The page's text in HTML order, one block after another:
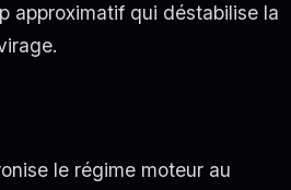
approximatif qui déstabilise la
le régime moteur au